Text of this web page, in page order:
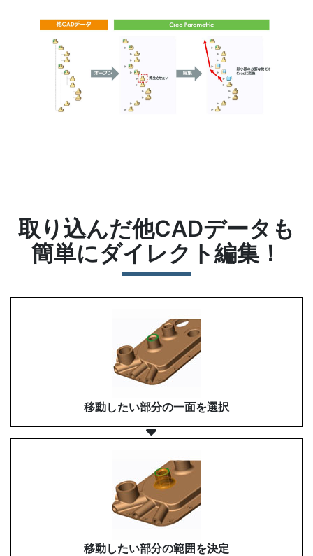
取り込んだ他CADデータも
簡単にダイレクト編集！
移動したい部分の一面を選択
移動したい部分の範囲を決定